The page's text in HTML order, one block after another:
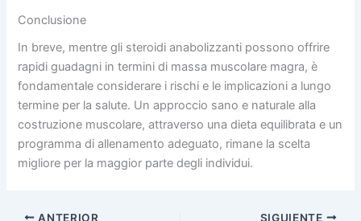
Conclusione
In breve, mentre gli steroidi anabolizzanti possono offrire
rapidi guadagni in termini di massa muscolare magra, è
fondamentale considerare i rischi e le implicazioni a lungo
termine per la salute. Un approccio sano e naturale alla
costruzione muscolare, attraverso una dieta equilibrata e un
programma di allenamento adeguato, rimane la scelta
migliore per la maggior parte degli individui.
ANTERIOR SIGUIENTE